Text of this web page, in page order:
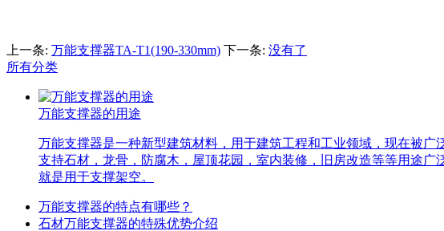
上一条: 万能支撑器TA-T1(190-330mm) 下一条: 没有了
所有分类
万能支撑器的用途
万能支撑器是一种新型建筑材料，用于建筑工程和工业领域，现在被
支持石材，龙骨，防腐木，屋顶花园，室内装修，旧房改造等等用途
就是用于支撑架空。
万能支撑器的特点有哪些？
石材万能支撑器的特殊优势介绍